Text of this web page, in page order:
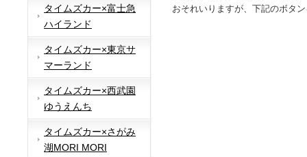
タイムズカー×富士急
ハイランド
タイムズカー×東京サ
マーランド
タイムズカー×西武園
ゆうえんち
タイムズカー×さがみ
湖MORI MORI
おそれいりますが、下記のボタ